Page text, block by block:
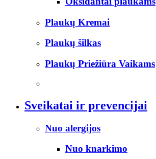
Plaukų Kremai
Plaukų šilkas
Plaukų Priežiūra Vaikams
Sveikatai ir prevencijai
Nuo alergijos
Nuo knarkimo